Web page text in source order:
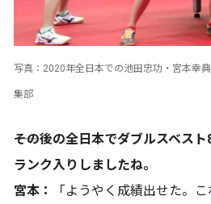
写真：2020年全日本での池田忠功・宮本幸
集部
――その後の全日本でダブルスベス
ランク入りしましたね。
宮本：
「ようやく成績出せた。